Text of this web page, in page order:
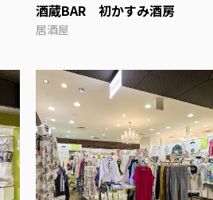
酒蔵BAR 初かすみ酒房
居酒屋